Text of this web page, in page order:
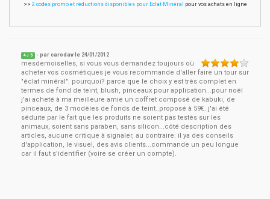
>> 2 codes promo et réductions disponibles pour Eclat Mineral pour vos achats en ligne
4 / 5 - parcarodav le 24/01/2012
mesdemoiselles, si vous vous demandez toujours où
acheter vos cosmétiques je vous recommande d'aller faire un tour sur
"éclat minéral". pourquoi? parce que le choix y est très complet en
termes de fond de teint, blush, pinceaux pour application...pour noël
j'ai acheté à ma meilleure amie un coffret composé de kabuki, de
pinceaux, de 3 modèles de fonds de teint..proposé à 59€. j'ai été
séduite par le fait que les produits ne soient pas testés sur les
animaux, soient sans paraben, sans silicon...côté description des
articles, aucune critique à signaler, au contraire: il ya des conseils
d'application, le visuel, des avis clients...commande un peu longue
car il faut s'identifier (voire se créer un compte).